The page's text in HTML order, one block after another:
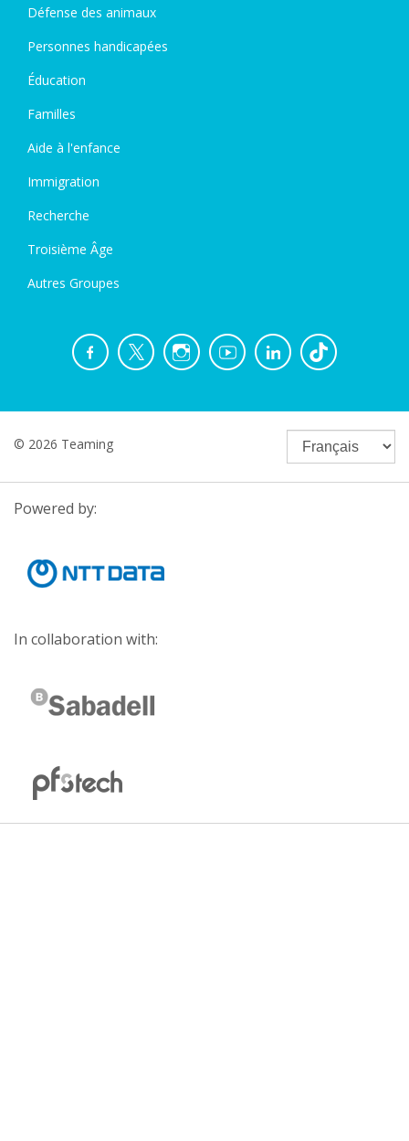
Défense des animaux
Personnes handicapées
Éducation
Familles
Aide à l'enfance
Immigration
Recherche
Troisième Âge
Autres Groupes
© 2026 Teaming
Powered by:
In collaboration with: